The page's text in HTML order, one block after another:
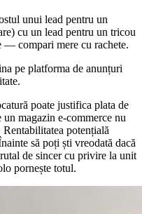
unui lead pentru un
cu un lead pentru un tricou
— compari mere cu rachete.
pe platforma de anunțuri
poate justifica plata de
magazin e-commerce nu
potențială
să poți ști vreodată dacă
de sincer cu privire la unit
pornește totul.